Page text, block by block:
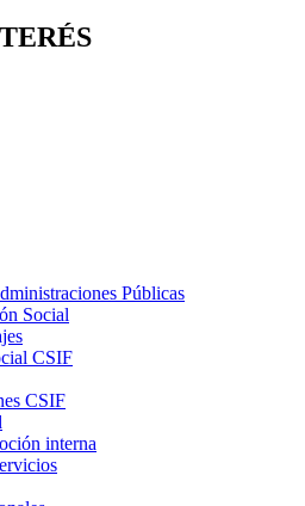
Públicas
Social
CSIF
CSIF
interna